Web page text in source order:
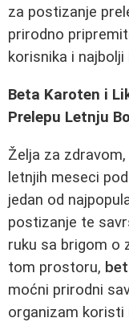
za postizanje
prirodno
korisnika i najbolji
Beta Karoten i
Prelepu Letnju
Želja za
letnjih meseci
jedan od
postizanje te
ruku sa brigom o
tom prostoru,
moćni prirodni
organizam koristi